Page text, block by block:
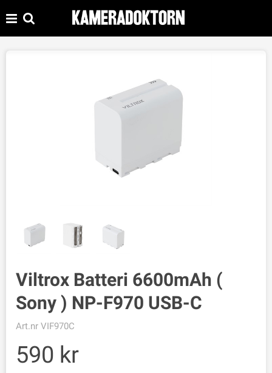
Viltrox Batteri 6600mAh (
Sony ) NP-F970 USB-C
Art.nr VIF970C
590